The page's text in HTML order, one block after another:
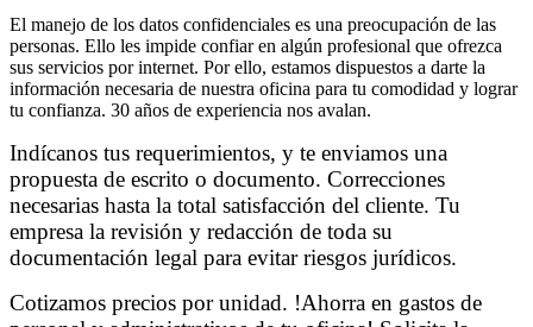
El manejo de los datos confidenciales es una preocupación de las
personas. Ello les impide confiar en algún profesional que ofrezca
sus servicios por internet. Por ello, estamos dispuestos a darte la
información necesaria de nuestra oficina para tu comodidad y lograr
tu confianza. 30 años de experiencia nos avalan.
Indícanos tus requerimientos, y te enviamos una
propuesta de escrito o documento. Correcciones
necesarias hasta la total satisfacción del cliente. Tu
empresa la revisión y redacción de toda su
documentación legal para evitar riesgos jurídicos.
Cotizamos precios por unidad. !Ahorra en gastos de